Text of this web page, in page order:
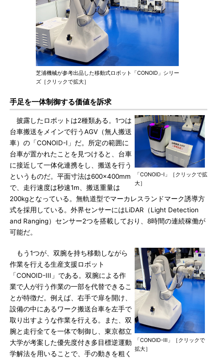
芝浦機械が参考出品した移動式ロボット「CONOID」シリー
ズ［クリックで拡大］
手足を一体制御する価値を訴求
「CONOID-I」［クリックで拡
大］
披露したロボットは2種類ある。1つは
台車搬送をメインで行うAGV（無人搬送
車）の「CONOID-I」だ。所定の範囲に
台車が置かれたことを見つけると、台車
に接近して一体化連携をし、搬送を行う
というものだ。平面寸法は600×400mm
で、走行速度は秒速1m、搬送重量は
200kgとなっている。無軌道型でマーカレスランドマーク誘導方
式を採用している。外界センサーにはLiDAR（Light Detection
and Ranging）センサー2つを搭載しており、8時間の連続稼働が
可能だ。
「CONOID-III」［クリックで
拡大］
もう1つが、双腕を持ち移動しながら
作業を行える生産支援ロボット
「CONOID-III」である。双腕による作
業で人が行う作業の一部を代替できるこ
とが特徴だ。例えば、右手で扉を開け、
設備の中にあるワーク搬送台車を左手で
取り出すような作業を行える。また、双
腕と走行全てを一体で制御し、東京都立
大学が考案した優先度付き多目標逆運動
学解法を用いることで、手の動きを粗く